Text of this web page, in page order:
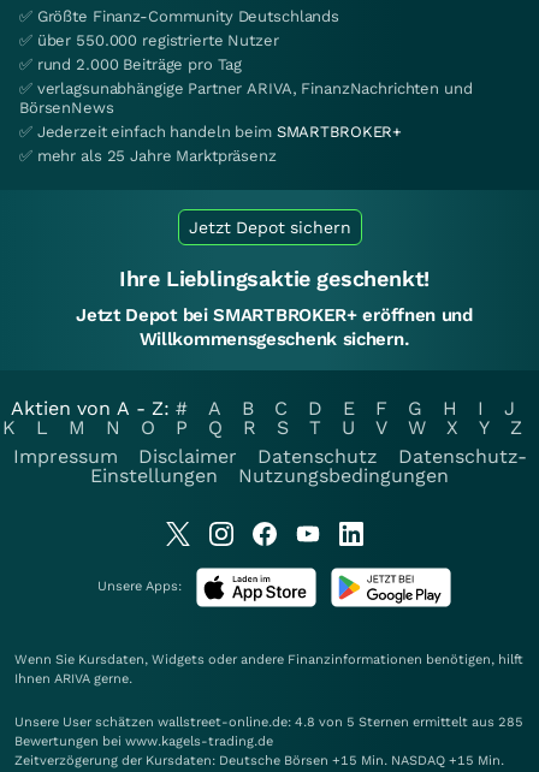
✅ Größte Finanz-Community Deutschlands
✅ über 550.000 registrierte Nutzer
✅ rund 2.000 Beiträge pro Tag
✅ verlagsunabhängige Partner ARIVA, FinanzNachrichten und
BörsenNews
✅ Jederzeit einfach handeln beim SMARTBROKER+
✅ mehr als 25 Jahre Marktpräsenz
Jetzt Depot sichern
Ihre Lieblingsaktie geschenkt!
Jetzt Depot bei SMARTBROKER+ eröffnen und
Willkommensgeschenk sichern.
Aktien von A - Z: # A B C D E F G H I
J
K
L M N O P Q R S T U V W X Y
Z
Impressum
Disclaimer Datenschutz
Datenschutz-
Einstellungen
Nutzungsbedingungen
Unsere Apps:
Wenn Sie Kursdaten, Widgets oder andere Finanzinformationen benötigen, hilft
Ihnen ARIVA gerne.
Unsere User schätzen wallstreet-online.de: 4.8 von 5 Sternen ermittelt aus 285
Bewertungen bei www.kagels-trading.de
Zeitverzögerung der Kursdaten: Deutsche Börsen +15 Min. NASDAQ +15 Min.